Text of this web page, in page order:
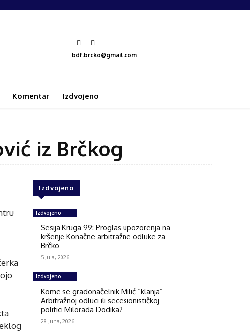
bdf.brcko@gmail.com
Komentar Izdvojeno
iz Brčkog
Izdvojeno
Izdvojeno
Sesija Kruga 99: Proglas upozorenja na
kršenje Konačne arbitražne odluke za
Brčko
5 Jula, 2026
Izdvojeno
Kome se gradonačelnik Milić “klanja”
Arbitražnoj odluci ili secesionističkoj
politici Milorada Dodika?
28 Juna, 2026